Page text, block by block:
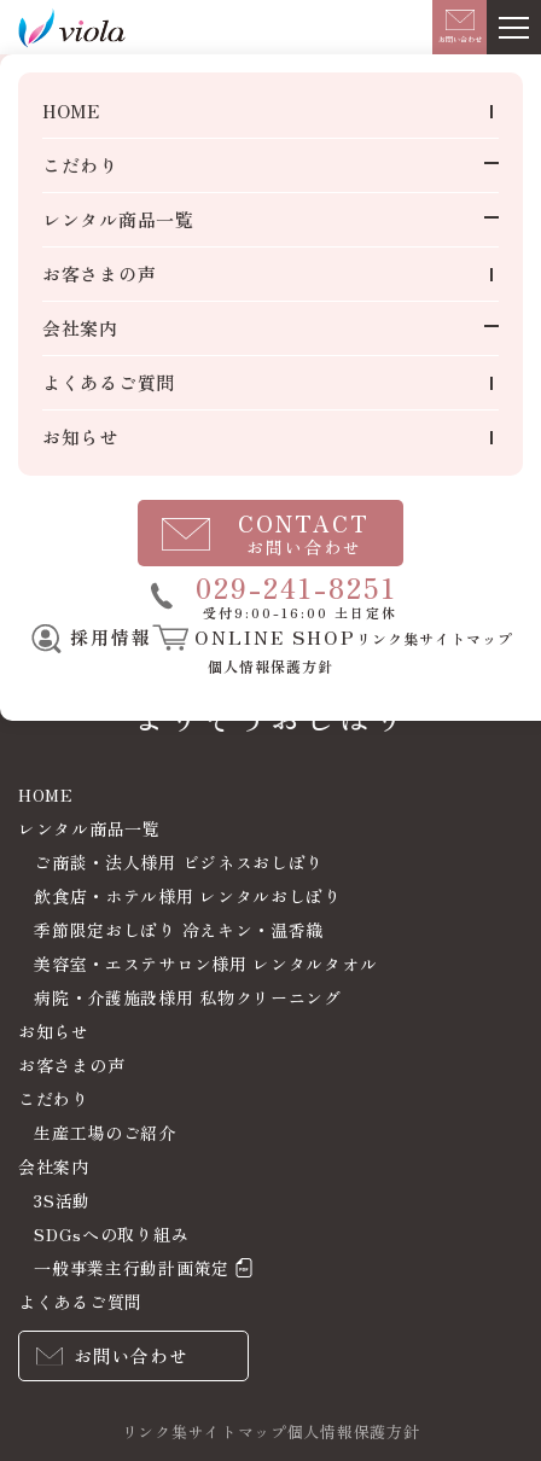
お問い合わせ
HOME
こだわり
生産工場のご紹介
レンタル商品一覧
ご商談・法人様用
飲食店・ホテル様用
冷えキン・芯まで温香織
レンタルタオル
病院・介護施設様用
私物クリーニング
お客さまの声
会社案内
3S活動
よくあるご質問
お知らせ
CONTACT
お問い合わせ
電
話
号
029-241-8251
受付9:00-16:00 土日定休
採用情報 ONLINE SHOP リンク集サイトマップ
個人情報保護方針
お知らせ
2019.10.10 お知らせ
3S活動に取り組んでいます！
『3S活動に取り組んでいます！』ブログスタートしました。
日々の３S活動以外に行われる『りんごの木』メンバーによる
一覧へ戻る
お客様の人生に
よりそうおしぼり
HOME
レンタル商品一覧
ご商談・法人様用 ビジネスおしぼり
飲食店・ホテル様用 レンタルおしぼり
季節限定おしぼり 冷えキン・温香織
美容室・エステサロン様用 レンタルタオル
病院・介護施設様用 私物クリーニング
お知らせ
お客さまの声
こだわり
生産工場のご紹介
会社案内
3S活動
SDGsへの取り組み
一般事業主行動計画策定
よくあるご質問
お問い合わせ
リンク集サイトマップ個人情報保護方針